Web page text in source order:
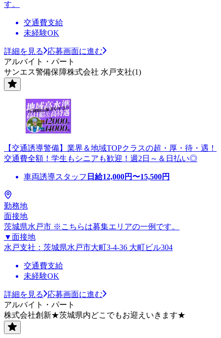
す。
交通費支給
未経験OK
詳細を見る
応募画面に進む
アルバイト・パート
サンエス警備保障株式会社 水戸支社(1)
【交通誘導警備】業界＆地域TOPクラスの超・厚・待・遇！
交通費全額！学生もシニアも歓迎！週2日～＆日払い◎
車両誘導スタッフ 日給12,000円〜15,500円
勤務地
面接地
茨城県水戸市 ※こちらは募集エリアの一例です。
▼面接地
水戸支社：茨城県水戸市大町3-4-36 大町ビル304
交通費支給
未経験OK
詳細を見る
応募画面に進む
アルバイト・パート
株式会社創新★茨城県内どこでもお迎えいきます★